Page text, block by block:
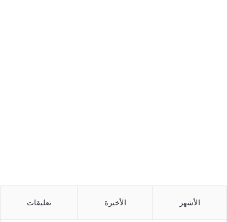
الأشهر الأخيرة تعليقات